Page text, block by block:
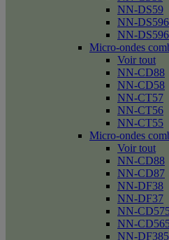
NN-DS59
NN-
NN-
Micro-ondes
Voir tout
NN-CD88
NN-CD58
NN-CT57
NN-CT56
NN-CT55
Micro-ondes
Voir tout
NN-CD88
NN-CD87
NN-DF38
NN-DF37
NN-
NN-
NN-DF385